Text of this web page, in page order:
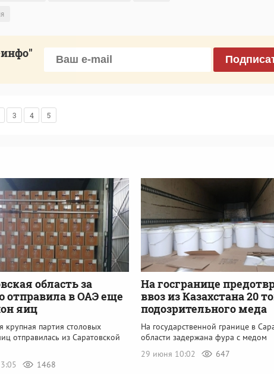
3 4 5
область за
отправила в ОАЭ еще
яиц
крупная партия столовых
отправилась из Саратовской
1468
На госгранице
ввоз из Казахстана 20
подозрительного меда
На государственной границе в
области задержана фура с медом
29 июня 10:02
647